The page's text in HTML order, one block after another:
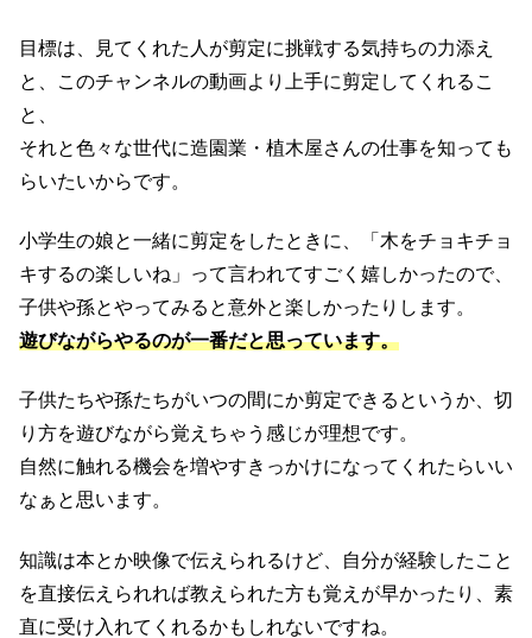
目標は、見てくれた人が剪定に挑戦する気持ちの力添え
と、このチャンネルの動画より上手に剪定してくれるこ
と、
それと色々な世代に造園業・植木屋さんの仕事を知っても
らいたいからです。
小学生の娘と一緒に剪定をしたときに、「木をチョキチョ
キするの楽しいね」って言われてすごく嬉しかったので、
子供や孫とやってみると意外と楽しかったりします。
遊びながらやるのが一番だと思っています。
子供たちや孫たちがいつの間にか剪定できるというか、切
り方を遊びながら覚えちゃう感じが理想です。
自然に触れる機会を増やすきっかけになってくれたらいい
なぁと思います。
知識は本とか映像で伝えられるけど、自分が経験したこと
を直接伝えられれば教えられた方も覚えが早かったり、素
直に受け入れてくれるかもしれないですね。